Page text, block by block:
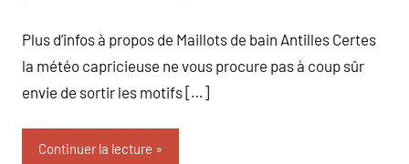
Plus d’infos à propos de Maillots de bain Antilles Certes
la météo capricieuse ne vous procure pas à coup sûr
envie de sortir les motifs […]
Continuer la lecture